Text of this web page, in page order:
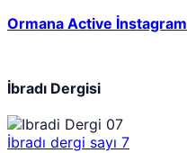
Ormana Active İnstagram
İbradı Dergisi
İbradı dergi sayı 7